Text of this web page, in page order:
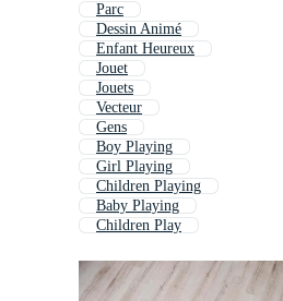
Parc
Dessin Animé
Enfant Heureux
Jouet
Jouets
Vecteur
Gens
Boy Playing
Girl Playing
Children Playing
Baby Playing
Children Play